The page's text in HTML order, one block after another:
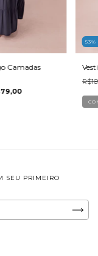
Camadas
53%
SEU PRIMEIRO